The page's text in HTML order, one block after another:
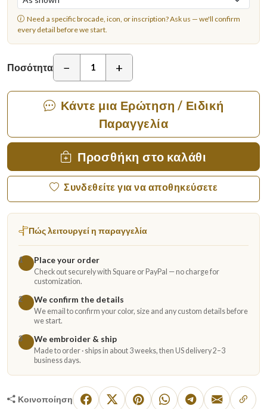
Need a specific brocade, icon, or inscription?Ask us — we'll confirm
every detail before we start.
Ποσότητα − +
Κάντε μια Ερώτηση / Ειδική
Παραγγελία
Προσθήκη στο καλάθι
Συνδεθείτε για να αποθηκεύσετε
Πώς λειτουργεί η παραγγελία
1 Place your order
Check out securely with Square or PayPal — no charge for
customization.
2
We confirm the details
We email to confirm your color, size and any custom details before
we start.
3
We embroider & ship
Made to order · ships in about 3 weeks, then US delivery 2–3
business days.
Κοινοποίηση